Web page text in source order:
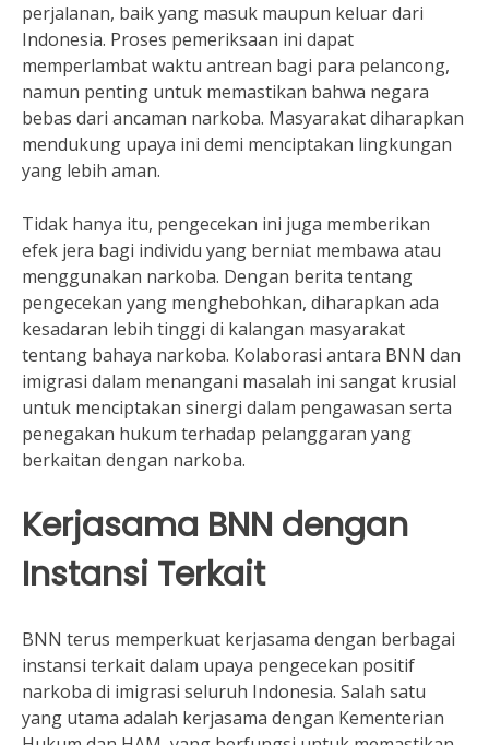
perjalanan, baik yang masuk maupun keluar dari
Indonesia. Proses pemeriksaan ini dapat
memperlambat waktu antrean bagi para pelancong,
namun penting untuk memastikan bahwa negara
bebas dari ancaman narkoba. Masyarakat diharapkan
mendukung upaya ini demi menciptakan lingkungan
yang lebih aman.
Tidak hanya itu, pengecekan ini juga memberikan
efek jera bagi individu yang berniat membawa atau
menggunakan narkoba. Dengan berita tentang
pengecekan yang menghebohkan, diharapkan ada
kesadaran lebih tinggi di kalangan masyarakat
tentang bahaya narkoba. Kolaborasi antara BNN dan
imigrasi dalam menangani masalah ini sangat krusial
untuk menciptakan sinergi dalam pengawasan serta
penegakan hukum terhadap pelanggaran yang
berkaitan dengan narkoba.
Kerjasama BNN dengan
Instansi Terkait
BNN terus memperkuat kerjasama dengan berbagai
instansi terkait dalam upaya pengecekan positif
narkoba di imigrasi seluruh Indonesia. Salah satu
yang utama adalah kerjasama dengan Kementerian